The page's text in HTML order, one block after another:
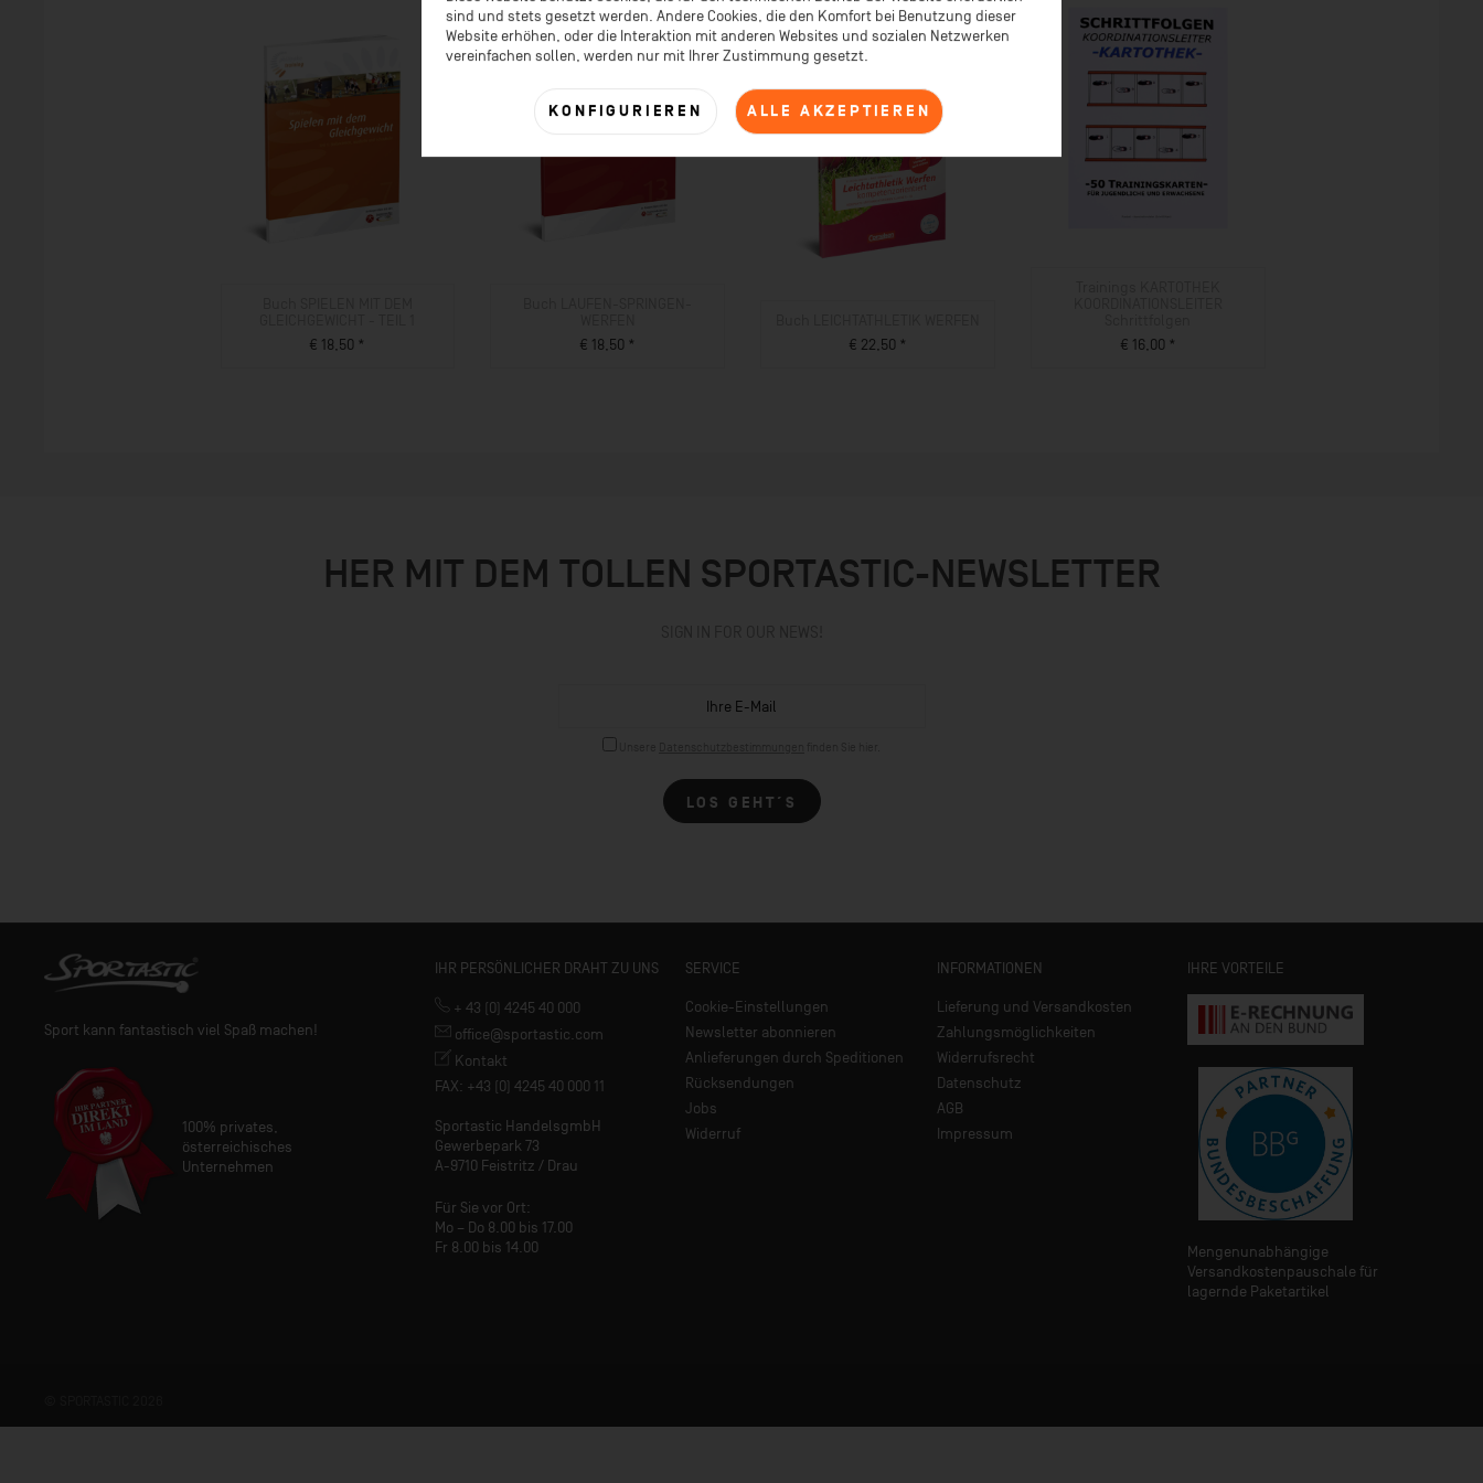
€ 18,50 *
€ 18,50 *
€ 22,50 *
€ 16,00 *
HER MIT DEM TOLLEN SPORTASTIC-NEWSLETTER
LOS GEHT´S
Sport kann fantastisch viel Spaß machen!
100% privates,
österreichisches
Unternehmen
IHR PERSÖNLICHER DRAHT ZU UNS
+ 43 (0) 4245 40 000
office@sportastic.com
Kontakt
FAX: +43 (0) 4245 40 000 11
Sportastic HandelsgmbH
Gewerbepark 73
A-9710 Feistritz / Drau
Für Sie vor Ort:
Mo – Do 8.00 bis 17.00
Fr 8.00 bis 14.00
SERVICE
Cookie-Einstellungen
Newsletter abonnieren
Anlieferungen durch Speditionen
Rücksendungen
Jobs
Widerruf
INFORMATIONEN
Lieferung und Versandkosten
Zahlungsmöglichkeiten
Widerrufsrecht
Datenschutz
AGB
Impressum
IHRE VORTEILE
Mengenunabhängige
Versandkostenpauschale für
lagernde Paketartikel
sind und stets gesetzt werden. Andere Cookies, die den Komfort bei Benutzung dieser
Website erhöhen, oder die Interaktion mit anderen Websites und sozialen Netzwerken
vereinfachen sollen, werden nur mit Ihrer Zustimmung gesetzt.
ALLE AKZEPTIEREN
KONFIGURIEREN